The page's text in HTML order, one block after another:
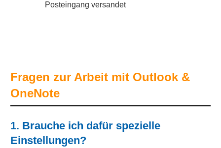
Posteingang versandet
Fragen zur Arbeit mit Outlook &
OneNote
1. Brauche ich dafür spezielle
Einstellungen?